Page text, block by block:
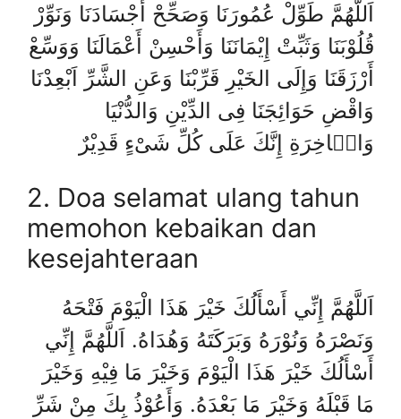
اَللَّهُمَّ طَوِّلْ عُمُورَنَا وَصَحِّحْ أَجْسَادَنَا وَنَوِّرْ
قُلُوْبَنَا وَثَبِّتْ إِيْمَانَنَا وَأَحْسِنْ أَعْمَالَنَا وَوَسِّعْ
أَرْزَقَنَا وَإِلَى الخَيْرِ قَرِّبْنَا وَعَنِ الشَّرِّ اَبْعِدْنَا
وَاقْضِ حَوَائِجَنَا فِى الدِّيْنِ وَالدُّنْيَا
وَالۤاخِرَةِ إِنَّكَ عَلَى كُلِّ شَىْءٍ قَدِيْرٌ
2. Doa selamat ulang tahun
memohon kebaikan dan
kesejahteraan
اَللَّهُمَّ إِنِّي أَسْأَلُكَ خَيْرَ هَذَا الْيَوْمَ فَتْحَهُ
وَنَصْرَهُ وَنُوْرَهُ وَبَرَكَتَهُ وَهُدَاهُ. اَللَّهُمَّ إِنِّي
أَسْأَلُكَ خَيْرَ هَذَا الْيَوْمَ وَخَيْرَ مَا فِيْهِ وَخَيْرَ
مَا قَبْلَهُ وَخَيْرَ مَا بَعْدَهُ. وَأَعُوْذُ بِكَ مِنْ شَرِّ